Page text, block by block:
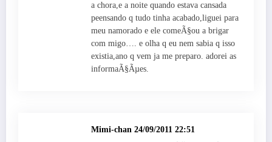
a chora,e a noite quando estava cansada
peensando q tudo tinha acabado,liguei para
meu namorado e ele comeÃ§ou a brigar
com migo…. e olha q eu nem sabia q isso
existia,ano q vem ja me preparo. adorei as
informaÃ§Ãµes.
Mimi-chan 24/09/2011 22:51